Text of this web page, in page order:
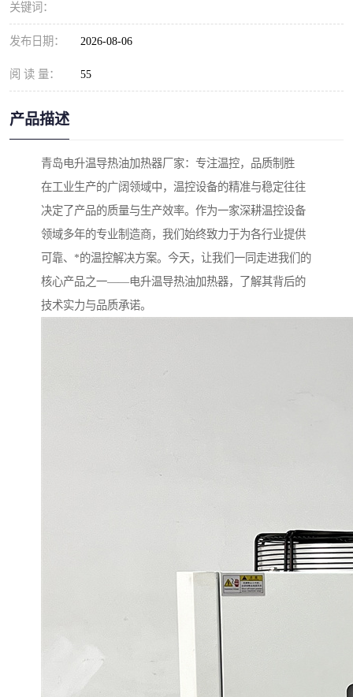
关键词：
发布日期： 2026-08-06
阅 读 量： 55
产品描述
青岛电升温导热油加热器厂家：专注温控，品质制胜
在工业生产的广阔领域中，温控设备的精准与稳定往往
决定了产品的质量与生产效率。作为一家深耕温控设备
领域多年的专业制造商，我们始终致力于为各行业提供
可靠、*的温控解决方案。今天，让我们一同走进我们的
核心产品之一——电升温导热油加热器，了解其背后的
技术实力与品质承诺。